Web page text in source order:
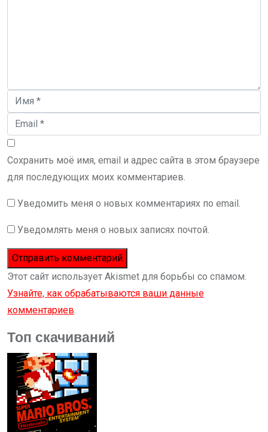
Сохранить моё имя, email и адрес сайта в этом браузере
для последующих моих комментариев.
Уведомить меня о новых комментариях по email.
Уведомлять меня о новых записях почтой.
Этот сайт использует Akismet для борьбы со спамом.
Узнайте, как обрабатываются ваши данные
комментариев.
Топ скачиваний